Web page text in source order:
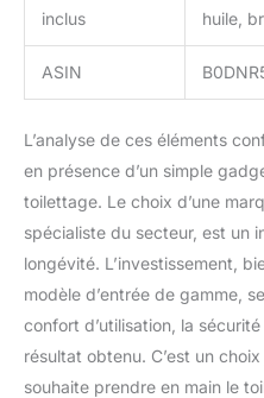
inclus
huile,
ASIN
L’analyse de ces éléments
en présence d’un simple
toilettage. Le choix d’une
spécialiste du secteur, est un
longévité. L’investissement,
modèle d’entrée de gamme,
confort d’utilisation, la
résultat obtenu. C’est un
souhaite prendre en main le